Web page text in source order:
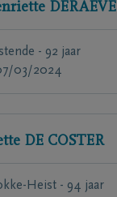
DERAEVE
- 92 jaar
03/2024
DE COSTER
Heist - 94 jaar